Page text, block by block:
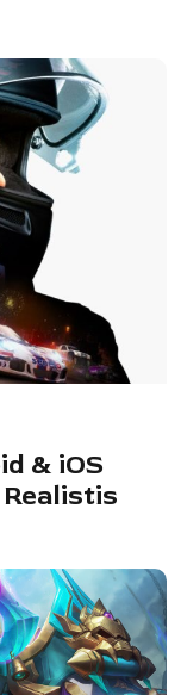
& iOS
Realistis